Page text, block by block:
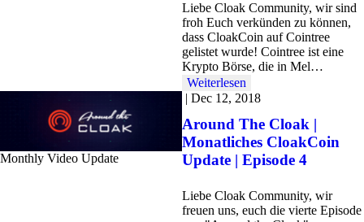
Liebe Cloak Community, wir sind
froh Euch verkünden zu können,
dass CloakCoin auf Cointree
gelistet wurde! Cointree ist eine
Krypto Börse, die in Mel…
Weiterlesen
Monthly Video Update
| Dec 12, 2018
Around The Cloak |
Monatliches CloakCoin
Update | Episode 4
Liebe Cloak Community, wir
freuen uns, euch die vierte Episode